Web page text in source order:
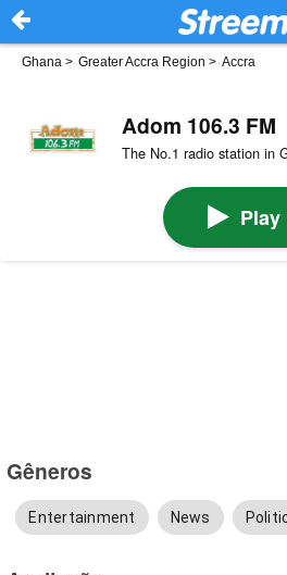
Ghana > Greater Accra Region > Accra
Adom 106.3 FM
The No.1 radio station in
Play
Gêneros
Entertainment News